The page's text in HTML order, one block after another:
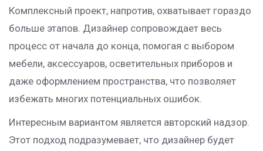
Комплексный проект, напротив, охватывает гораздо
больше этапов. Дизайнер сопровождает весь
процесс от начала до конца, помогая с выбором
мебели, аксессуаров, осветительных приборов и
даже оформлением пространства, что позволяет
избежать многих потенциальных ошибок.
Интересным вариантом является авторский надзор.
Этот подход подразумевает, что дизайнер будет